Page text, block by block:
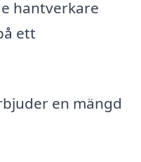
hantverkare
ett
en mängd